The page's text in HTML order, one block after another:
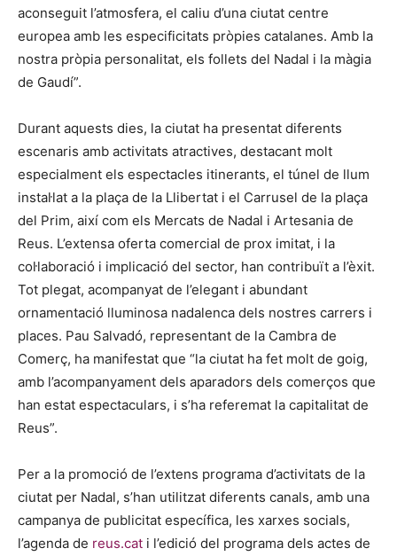
aconseguit l’atmosfera, el caliu d’una ciutat centre
europea amb les especificitats pròpies catalanes. Amb la
nostra pròpia personalitat, els follets del Nadal i la màgia
de Gaudí”.
Durant aquests dies, la ciutat ha presentat diferents
escenaris amb activitats atractives, destacant molt
especialment els espectacles itinerants, el túnel de llum
instal·lat a la plaça de la Llibertat i el Carrusel de la plaça
del Prim, així com els Mercats de Nadal i Artesania de
Reus. L’extensa oferta comercial de prox imitat, i la
col·laboració i implicació del sector, han contribuït a l’èxit.
Tot plegat, acompanyat de l’elegant i abundant
ornamentació lluminosa nadalenca dels nostres carrers i
places. Pau Salvadó, representant de la Cambra de
Comerç, ha manifestat que “la ciutat ha fet molt de goig,
amb l’acompanyament dels aparadors dels comerços que
han estat espectaculars, i s’ha referemat la capitalitat de
Reus”.
Per a la promoció de l’extens programa d’activitats de la
ciutat per Nadal, s’han utilitzat diferents canals, amb una
campanya de publicitat específica, les xarxes socials,
l’agenda de reus.cat i l’edició del programa dels actes de